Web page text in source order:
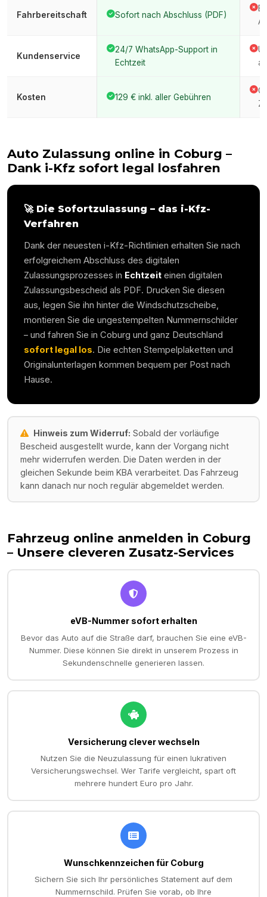
Fahrbereitschaft Sofort nach Abschluss (PDF)
Kundenservice
24/7 WhatsApp-Support in
Echtzeit
Kosten 129 € inkl. aller Gebühren
Auto Zulassung online in Coburg –
Dank i-Kfz sofort legal losfahren
🚀 Die Sofortzulassung – das i-Kfz-
Verfahren
Dank der neuesten i-Kfz-Richtlinien erhalten Sie nach
erfolgreichem Abschluss des digitalen
Zulassungsprozesses in Echtzeit einen digitalen
Zulassungsbescheid als PDF. Drucken Sie diesen
aus, legen Sie ihn hinter die Windschutzscheibe,
montieren Sie die ungestempelten Nummernschilder
– und fahren Sie in Coburg und ganz Deutschland
sofort legal los. Die echten Stempelplaketten und
Originalunterlagen kommen bequem per Post nach
Hause.
Hinweis zum Widerruf: Sobald der vorläufige
Bescheid ausgestellt wurde, kann der Vorgang nicht
mehr widerrufen werden. Die Daten werden in der
gleichen Sekunde beim KBA verarbeitet. Das Fahrzeug
kann danach nur noch regulär abgemeldet werden.
Fahrzeug online anmelden in Coburg
– Unsere cleveren Zusatz-Services
eVB-Nummer sofort erhalten
Bevor das Auto auf die Straße darf, brauchen Sie eine eVB-
Nummer. Diese können Sie direkt in unserem Prozess in
Sekundenschnelle generieren lassen.
Versicherung clever wechseln
Nutzen Sie die Neuzulassung für einen lukrativen
Versicherungswechsel. Wer Tarife vergleicht, spart oft
mehrere hundert Euro pro Jahr.
Wunschkennzeichen für Coburg
Sichern Sie sich Ihr persönliches Statement auf dem
Nummernschild. Prüfen Sie vorab, ob Ihre